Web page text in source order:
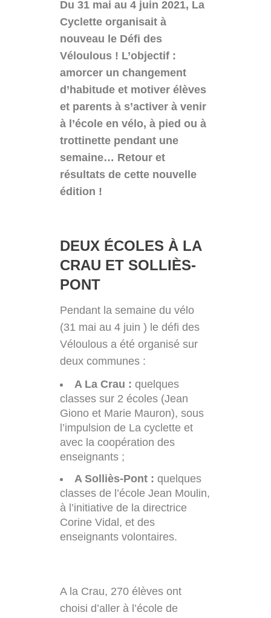
Du 31 mai au 4 juin 2021, La
Cyclette organisait à
nouveau le Défi des
Véloulous ! L’objectif :
amorcer un changement
d’habitude et motiver élèves
et parents à s’activer à venir
à l’école en vélo, à pied ou à
trottinette pendant une
semaine… Retour et
résultats de cette nouvelle
édition !
DEUX ÉCOLES À LA
CRAU ET SOLLIÈS-
PONT
Pendant la semaine du vélo
(31 mai au 4 juin ) le défi des
Véloulous a été organisé sur
deux communes :
A La Crau : quelques
classes sur 2 écoles (Jean
Giono et Marie Mauron), sous
l’impulsion de La cyclette et
avec la coopération des
enseignants ;
A Solliès-Pont : quelques
classes de l’école Jean Moulin,
à l’initiative de la directrice
Corine Vidal, et des
enseignants volontaires.
A la Crau, 270 élèves ont
choisi d’aller à l’école de